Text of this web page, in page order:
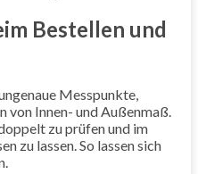
Bestellen und
Messpunkte,
von Innen- und Außenmaß.
zu prüfen und im
zu lassen. So lassen sich